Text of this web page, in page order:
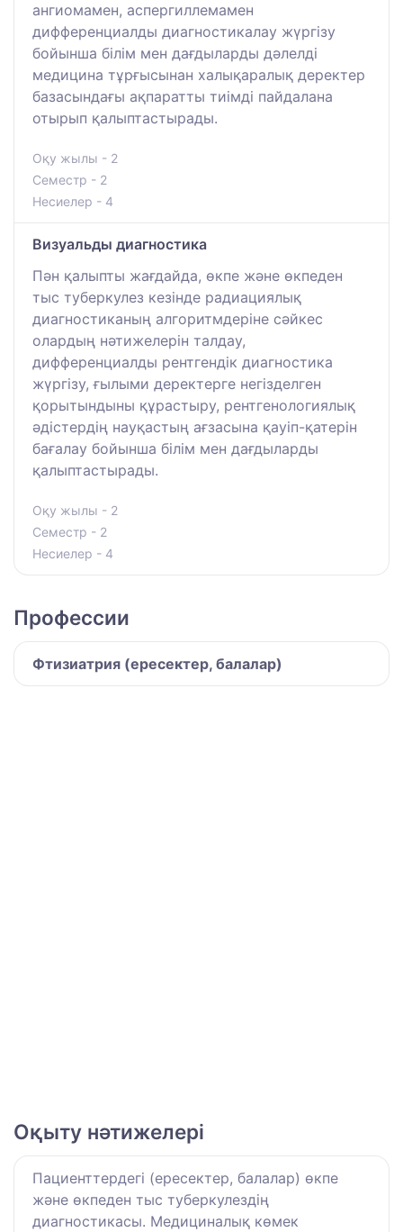
ангиомамен, аспергиллемамен
дифференциалды диагностикалау жүргізу
бойынша білім мен дағдыларды дәлелді
медицина тұрғысынан халықаралық деректер
базасындағы ақпаратты тиімді пайдалана
отырып қалыптастырады.
Оқу жылы - 2
Семестр - 2
Несиелер - 4
Визуальды диагностика
Пән қалыпты жағдайда, өкпе және өкпеден
тыс туберкулез кезінде радиациялық
диагностиканың алгоритмдеріне сәйкес
олардың нәтижелерін талдау,
дифференциалды рентгендік диагностика
жүргізу, ғылыми деректерге негізделген
қорытындыны құрастыру, рентгенологиялық
әдістердің науқастың ағзасына қауіп-қатерін
бағалау бойынша білім мен дағдыларды
қалыптастырады.
Оқу жылы - 2
Семестр - 2
Несиелер - 4
Профессии
Фтизиатрия (ересектер, балалар)
Оқыту нәтижелері
Пациенттердегі (ересектер, балалар) өкпе
және өкпеден тыс туберкулездің
диагностикасы. Медициналық көмек